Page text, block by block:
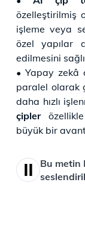
özelleştirilmiş
işleme veya
özel yapılar
edilmesini
• Yapay zekâ
paralel olarak
daha hızlı
çipler
büyük bir
Bu metin